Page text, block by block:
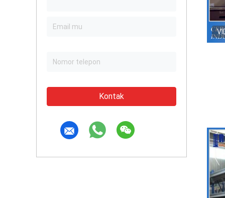
Kontak